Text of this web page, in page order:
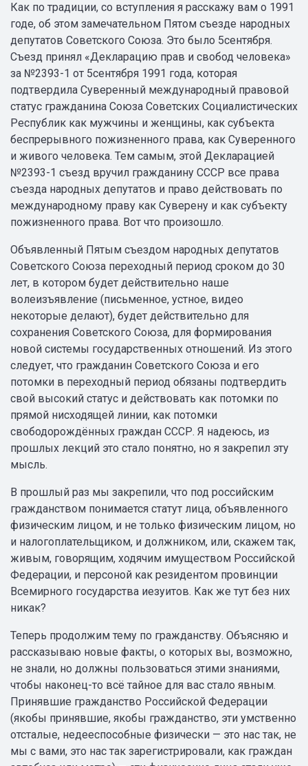
Как по традиции, со вступления я расскажу вам о 1991
годе, об этом замечательном Пятом съезде народных
депутатов Советского Союза. Это было 5сентября.
Съезд принял «Декларацию прав и свобод человека»
за №2393-1 от 5сентября 1991 года, которая
подтвердила Суверенный международный правовой
статус гражданина Союза Советских Социалистических
Республик как мужчины и женщины, как субъекта
беспрерывного пожизненного права, как Суверенного
и живого человека. Тем самым, этой Декларацией
№2393-1 съезд вручил гражданину СССР все права
съезда народных депутатов и право действовать по
международному праву как Суверену и как субъекту
пожизненного права. Вот что произошло.
Объявленный Пятым съездом народных депутатов
Советского Союза переходный период сроком до 30
лет, в котором будет действительно наше
волеизъявление (письменное, устное, видео
некоторые делают), будет действительно для
сохранения Советского Союза, для формирования
новой системы государственных отношений. Из этого
следует, что гражданин Советского Союза и его
потомки в переходный период обязаны подтвердить
свой высокий статус и действовать как потомки по
прямой нисходящей линии, как потомки
свободорождённых граждан СССР. Я надеюсь, из
прошлых лекций это стало понятно, но я закрепил эту
мысль.
В прошлый раз мы закрепили, что под российским
гражданством понимается статут лица, объявленного
физическим лицом, и не только физическим лицом, но
и налогоплательщиком, и должником, или, скажем так,
живым, говорящим, ходячим имуществом Российской
Федерации, и персоной как резидентом провинции
Всемирного государства иезуитов. Как же тут без них
никак?
Теперь продолжим тему по гражданству. Объясняю и
рассказываю новые факты, о которых вы, возможно,
не знали, но должны пользоваться этими знаниями,
чтобы наконец-то всё тайное для вас стало явным.
Принявшие гражданство Российской Федерации
(якобы принявшие, якобы гражданство, эти умственно
отсталые, недееспособные физически — это нас так, не
мы с вами, это нас так зарегистрировали, как граждан